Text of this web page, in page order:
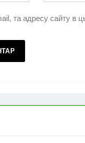
та адресу сайту в